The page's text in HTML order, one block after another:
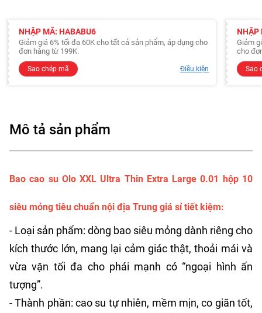
NHẬP MÃ: HABABU6
Giảm giá 6% tối đa 60K cho tất cả sản phẩm, áp dụng cho
đơn hàng từ 199K.
Sao chép mã Điều kiện
NHẬP
Giảm
cho
Sao
Mô tả sản phẩm
Bao cao su Olo XXL Ultra Thin Extra Large 0.01 hộp 10
siêu mỏng tiêu chuẩn nội địa Trung giá sỉ tiết kiệm:
- Loại sản phẩm: dòng bao siêu mỏng dành riêng cho
kích thước lớn, mang lại cảm giác thật, thoải mái và
vừa vặn tối đa cho phái mạnh có “ngoại hình ấn
tượng”.
- Thành phần: cao su tự nhiên, mềm mịn, co giãn tốt,